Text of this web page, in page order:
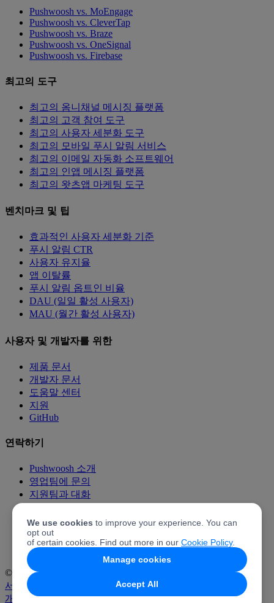
Pushwoosh vs. MoEngage
Pushwoosh vs. CleverTap
Pushwoosh vs. Braze
Pushwoosh vs. OneSignal
Pushwoosh vs. Firebase
최고의 도구
최고의 옴니채널 메시징 플랫폼
최고의 고객 참여 도구
최고의 사용자 세분화 도구
최고의 모바일 푸시 알림 서비스
최고의 이메일 자동화 소프트웨어
최고의 인앱 메시징 플랫폼
최고의 왓츠앱 마케팅 도구
벤치마크 및 팁
효과적인 사용자 세분화 기준
푸시 알림 CTR
사용자 유지율
앱 이탈률
푸시 알림 옵트인 비율
DAU (일일 활성 사용자)
MAU (월간 활성 사용자)
사용자 및 개발자를 위한
제품 문서
개발자 문서
도움말 센터
지원
GitHub
연락하기
Pushwoosh 소개
영업팀에 문의
지원팀과 대화
Pushwoosh와 파트너 되기
Pushwoosh 제휴 프로그램
© 2026 Pushwoosh Inc. 모든 권리 보유.
서비스 약관
개인정보 보호정책
We use cookies to improve your experience. You can
opt out
of certain cookies. Find out more in our Cookie Policy.
Manage cookies
Accept All